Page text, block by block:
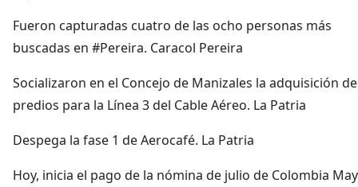
Fueron capturadas cuatro de las ocho personas más
buscadas en #Pereira. Caracol Pereira
Socializaron en el Concejo de Manizales la adquisición de
predios para la Línea 3 del Cable Aéreo. La Patria
Despega la fase 1 de Aerocafé. La Patria
Hoy, inicia el pago de la nómina de julio de Colombia